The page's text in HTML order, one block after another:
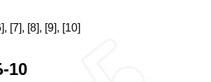
[7], [8], [9], [10]
10